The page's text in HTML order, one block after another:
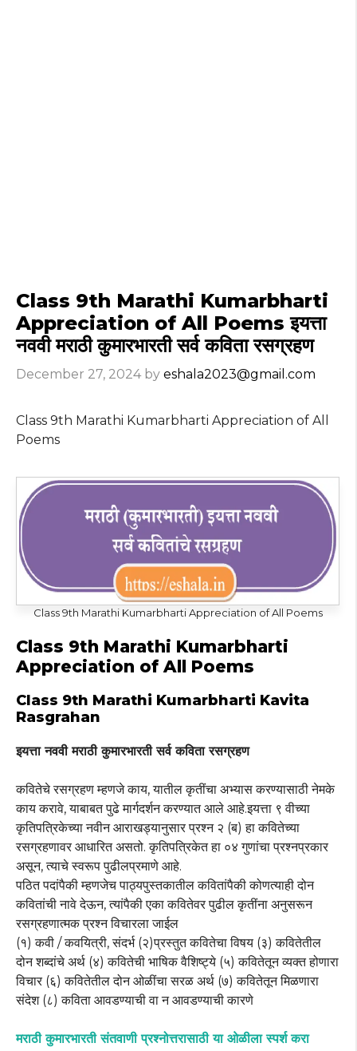
Class 9th Marathi Kumarbharti
Appreciation of All Poems इयत्ता
नववी मराठी कुमारभारती सर्व कविता रसग्रहण
December 27, 2024 by eshala2023@gmail.com
Class 9th Marathi Kumarbharti Appreciation of All
Poems
Class 9th Marathi Kumarbharti Appreciation of All Poems
Class 9th Marathi Kumarbharti
Appreciation of All Poems
Class 9th Marathi Kumarbharti Kavita
Rasgrahan
इयत्ता नववी मराठी कुमारभारती सर्व कविता रसग्रहण
कवितेचे रसग्रहण म्हणजे काय, यातील कृतींचा अभ्यास करण्यासाठी नेमके
काय करावे, याबाबत पुढे मार्गदर्शन करण्यात आले आहे.इयत्ता ९ वीच्या
कृतिपत्रिकेच्या नवीन आराखड्यानुसार प्रश्न २ (ब) हा कवितेच्या
रसग्रहणावर आधारित असतो. कृतिपत्रिकेत हा ०४ गुणांचा प्रश्नप्रकार
असून, त्याचे स्वरूप पुढीलप्रमाणे आहे.
पठित पदांपैकी म्हणजेच पाठ्यपुस्तकातील कवितांपैकी कोणत्याही दोन
कवितांची नावे देऊन, त्यांपैकी एका कवितेवर पुढील कृतींना अनुसरून
रसग्रहणात्मक प्रश्न विचारला जाईल
(१) कवी / कवयित्री, संदर्भ (२)प्रस्तुत कवितेचा विषय (३) कवितेतील
दोन शब्दांचे अर्थ (४) कवितेची भाषिक वैशिष्ट्ये (५) कवितेतून व्यक्त होणारा
विचार (६) कवितेतील दोन ओळींचा सरळ अर्थ (७) कवितेतून मिळणारा
संदेश (८) कविता आवडण्याची वा न आवडण्याची कारणे
मराठी कुमारभारती संतवाणी प्रश्नोत्तरासाठी या ओळीला स्पर्श करा